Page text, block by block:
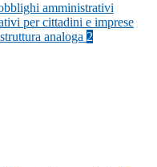
amministrativi
per cittadini e imprese
analoga 2